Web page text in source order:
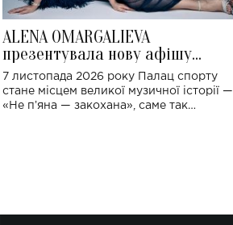
ALENA OMARGALIEVA
презентувала нову афішу
великого концерту в Палаці
спорту
7 листопада 2026 року Палац спорту
стане місцем великої музичної історії —
«Не пʼяна — закохана», саме так